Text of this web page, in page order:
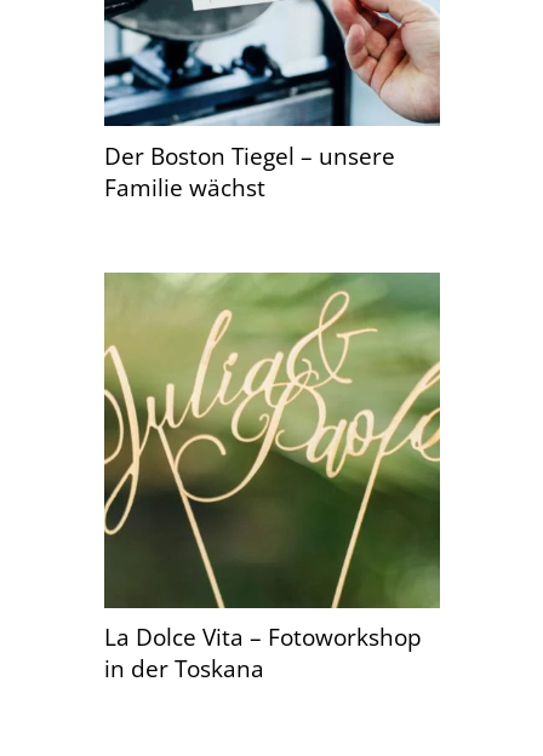
Der Boston Tiegel – unsere
Familie wächst
La Dolce Vita – Fotoworkshop
in der Toskana